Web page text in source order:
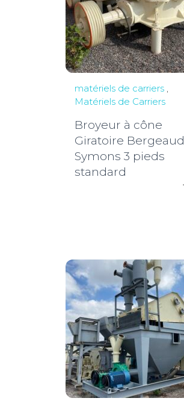
matériels de carriers ,
Matériels de Carriers
Broyeur à cône
Giratoire Bergeaud
Symons 3 pieds
standard